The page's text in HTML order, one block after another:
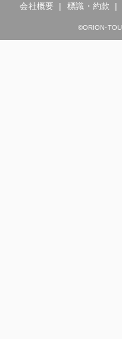
会社概要 標識・約款
©ORION-